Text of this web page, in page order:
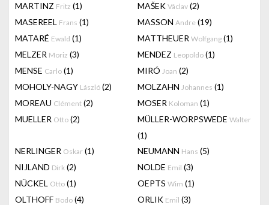
MARTINZ Fritz (1) MAŠEK Václav (2)
MASEREEL Frans (1) MASSON Andre (19)
MATARÉ Ewald (1) MATTHEUER Wolfgang (1)
MELZER Moriz (3) MENDEZ Leopoldo (1)
MENSE Carlo (1) MIRÓ Joan (2)
MOHOLY-NAGY László (2) MOLZAHN Johannes (1)
MOREAU Clément (2) MOSER Koloman (1)
MUELLER Otto (2) MÜLLER-WORPSWEDE Walter
(1)
NERLINGER Oskar (1) NEUMANN Hans (5)
NIJLAND Dirk (2) NOLDE Emil (3)
NÜCKEL Otto (1) OEPTS Wim (1)
OLTHOFF Bodo (4) ORLIK Emil (3)